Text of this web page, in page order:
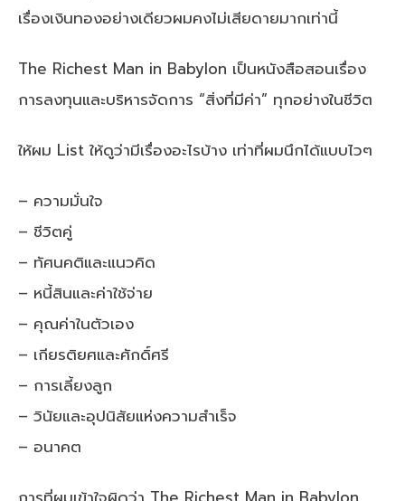
เรื่องเงินทองอย่างเดียวผมคงไม่เสียดายมากเท่านี้
The Richest Man in Babylon เป็นหนังสือสอนเรื่อง
การลงทุนและบริหารจัดการ “สิ่งที่มีค่า” ทุกอย่างในชีวิต
ให้ผม List ให้ดูว่ามีเรื่องอะไรบ้าง เท่าที่ผมนึกได้แบบไวๆ
– ความมั่นใจ
– ชีวิตคู่
– ทัศนคติและแนวคิด
– หนี้สินและค่าใช้จ่าย
– คุณค่าในตัวเอง
– เกียรติยศและศักดิ์ศรี
– การเลี้ยงลูก
– วินัยและอุปนิสัยแห่งความสำเร็จ
– อนาคต